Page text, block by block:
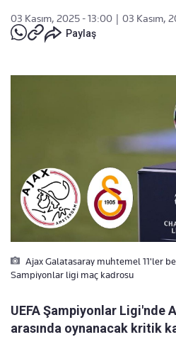
03 Kasım, 2025 - 13:00
03 Kasım,
Paylaş
Ajax Galatasaray muhtemel 11'ler
Sampiyonlar ligi maç kadrosu
UEFA Şampiyonlar Ligi'nde
arasında oynanacak kritik